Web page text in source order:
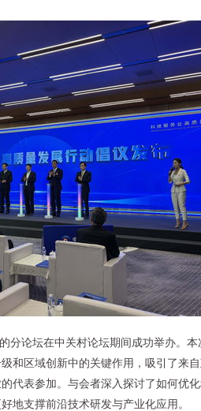
分论坛在中关村论坛期间成功举办。本
和区域创新中的关键作用，吸引了来
代表参加。与会者深入探讨了如何优
地支撑前沿技术研发与产业化应用。